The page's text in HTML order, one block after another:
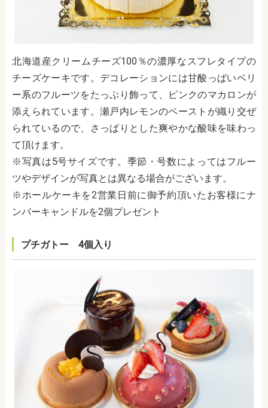
北海道産クリームチーズ100％の濃厚なスフレタイプの
チーズケーキです。デコレーションには甘酸っぱいベリ
ー系のフルーツをたっぷり飾って、ピンクのマカロンが
添えられています。瀬戸内レモンのペーストが織り交ぜ
られているので、さっぱりとした爽やかな酸味を味わっ
て頂けます。
※写真は5号サイズです。季節・号数によってはフルー
ツやデザインが写真とは異なる場合がございます。
※ホールケーキを2営業日前に御予約頂いたお客様にナ
ンバーキャンドルを2個プレゼント
プチガトー 4個入り